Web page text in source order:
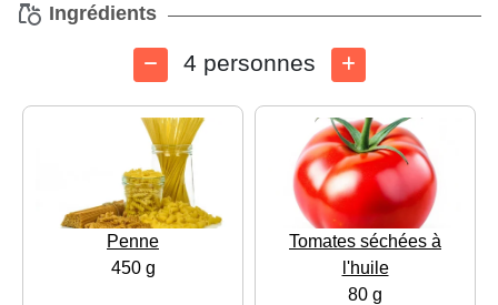
Ingrédients
4 personnes
Penne
450 g
Tomates séchées à
l'huile
80 g